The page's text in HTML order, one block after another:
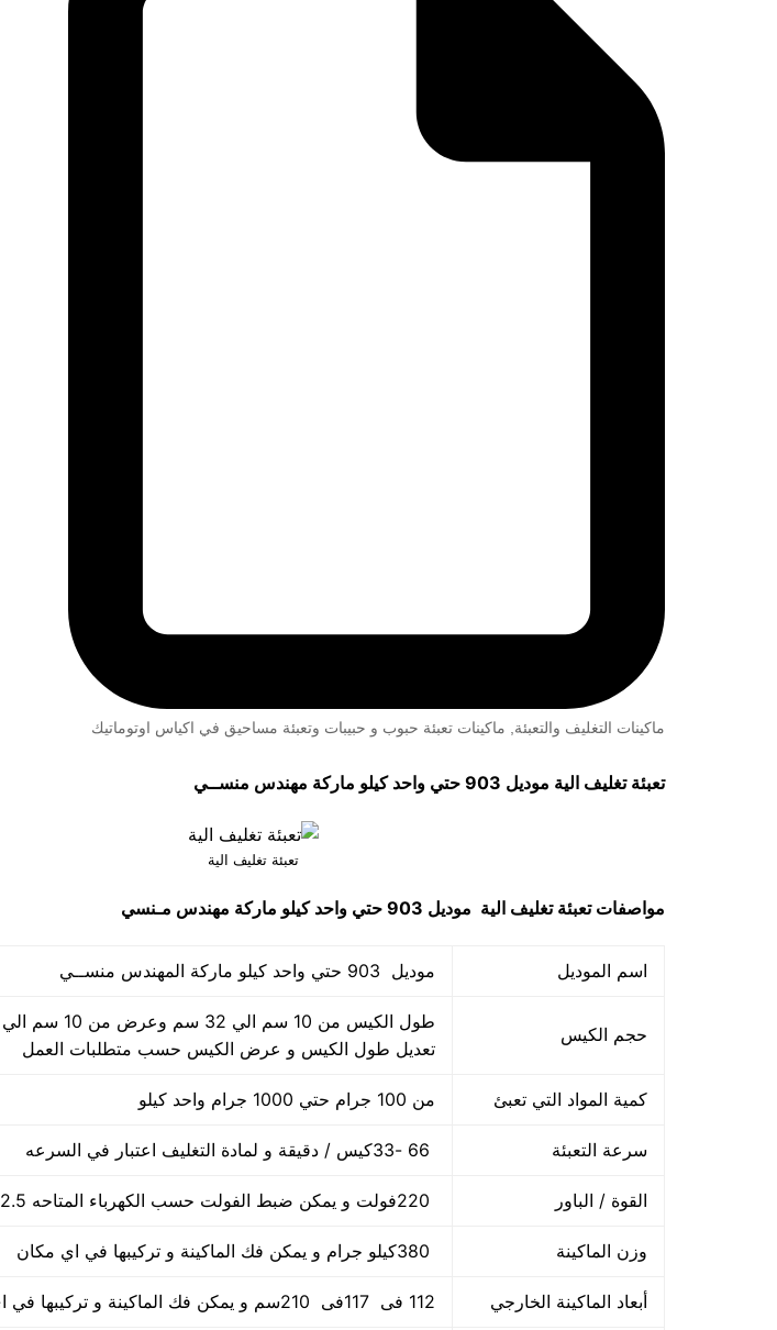
ماكينات التغليف والتعبئة ماكينات تعبئة حبوب و حبيبات وتعبئة مساحيق في اكياس اوتوماتيك
تعبئة تغليف الية موديل 903 حتي واحد كيلو ماركة مهندس منســي
تعبئة تغليف الية
مواصفاتتعبئة تغليف الية موديل 903 حتي واحد كيلو ماركة مهندس مـنسي
اسم الموديل موديل 903 حتي واحد كيلو ماركة المهندس منســي
حجم الكيس
تعديل طول الكيس و عرض الكيس حسب متطلبات العمل
كمية المواد التي تعبئ من 100 جرام حتي 1000 جرام واحد كيلو
سرعة التعبئة
القوة / الباور
وزن الماكينة
أبعاد الماكينة الخارجي 112 فى 117فى 210سم و يمكن فك الماكينة و تركيبها في اي مكان